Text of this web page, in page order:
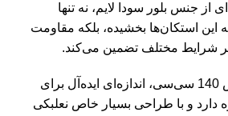
از جنس بلور سودا لایم، نه تنها
این استکان‌ها بخشیده، بلکه مقاومت
شرایط مختلف تضمین می‌کند.
این استکان با گنجایش 140 سی‌سی، اندازه‌ای ایده‌آل برای
دارد و با طراحی بسیار خاص نعلبکی